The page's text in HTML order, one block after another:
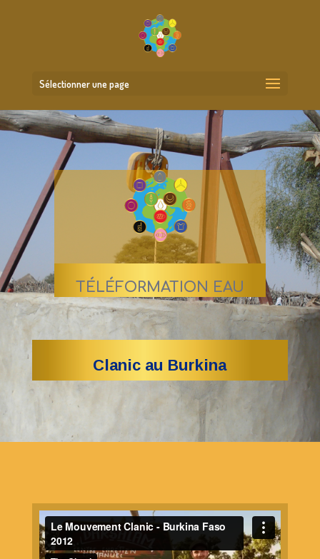
Sélectionner une page
TÉLÉFORMATION EAU
Clanic au Burkina